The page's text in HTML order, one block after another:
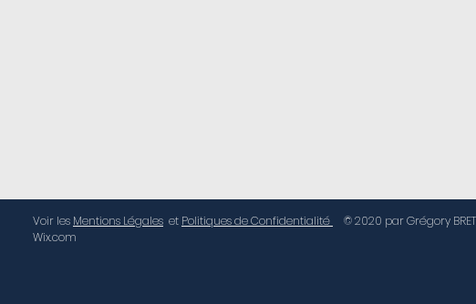
Voir les Mentions Légales et Politiques de Confidentialité
© 2020 par Grégory
Wix.com